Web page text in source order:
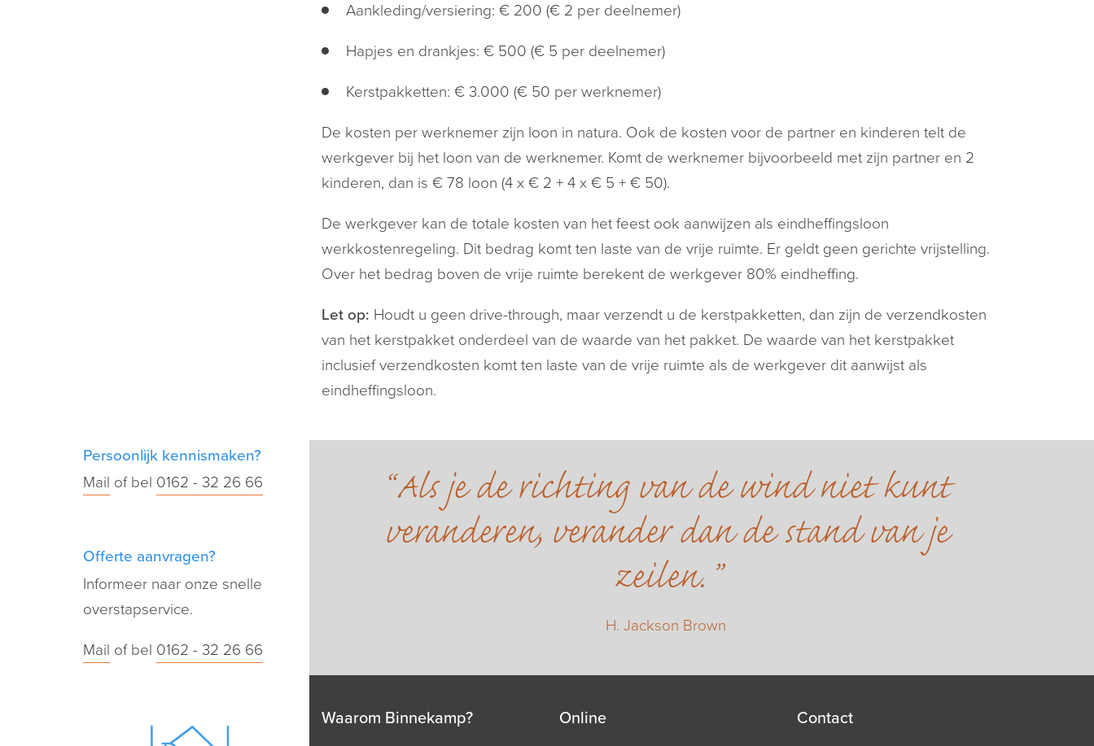
Aankleding/versiering: € 200 (€ 2 per deelnemer)
Hapjes en drankjes: € 500 (€ 5 per deelnemer)
Kerstpakketten: € 3.000 (€ 50 per werknemer)
De kosten per werknemer zijn loon in natura. Ook de kosten voor de partner en kinderen telt de
werkgever bij het loon van de werknemer. Komt de werknemer bijvoorbeeld met zijn partner en 2
kinderen, dan is € 78 loon (4 x € 2 + 4 x € 5 + € 50).
De werkgever kan de totale kosten van het feest ook aanwijzen als eindheffingsloon
werkkostenregeling. Dit bedrag komt ten laste van de vrije ruimte. Er geldt geen gerichte vrijstelling.
Over het bedrag boven de vrije ruimte berekent de werkgever 80% eindheffing.
Let op: Houdt u geen drive-through, maar verzendt u de kerstpakketten, dan zijn de verzendkosten
van het kerstpakket onderdeel van de waarde van het pakket. De waarde van het kerstpakket
inclusief verzendkosten komt ten laste van de vrije ruimte als de werkgever dit aanwijst als
eindheffingsloon.
Persoonlijk kennismaken?
Mail of bel 0162 - 32 26 66
Offerte aanvragen?
Informeer naar onze snelle
overstapservice.
Mail of bel 0162 - 32 26 66
Als je de richting van de wind niet kunt
veranderen, verander dan de stand van je
zeilen.
H. Jackson Brown
Waarom Binnekamp? Online Contact